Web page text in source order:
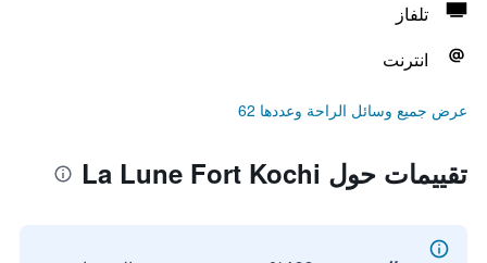
تلفاز
انترنت
عرض جميع وسائل الراحة وعددها 62
تقييمات حول La Lune Fort Kochi